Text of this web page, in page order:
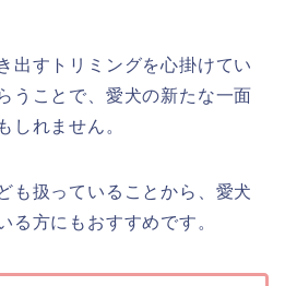
出すトリミングを心掛けてい
うことで、愛犬の新たな一面
しれません。
も扱っていることから、愛犬
る方にもおすすめです。